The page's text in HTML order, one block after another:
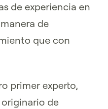
de experiencia en
de
que con
primer experto,
de